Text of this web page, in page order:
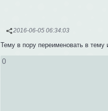
2016-06-05 06:34:03
Тему в пору переименовать в
0